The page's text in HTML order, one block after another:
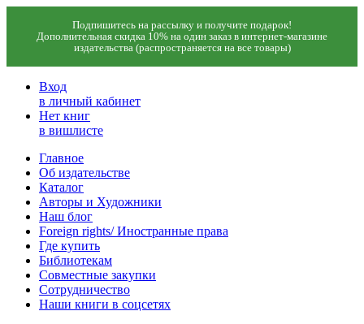
Подпишитесь на рассылку и получите подарок!
Дополнительная скидка 10% на один заказ в интернет-магазине
издательства (распространяется на все товары)
Вход
в личный кабинет
Нет книг
в вишлисте
Главное
Об издательстве
Каталог
Авторы и Художники
Наш блог
Foreign rights/ Иностранные права
Где купить
Библиотекам
Совместные закупки
Сотрудничество
Наши книги в соцсетях